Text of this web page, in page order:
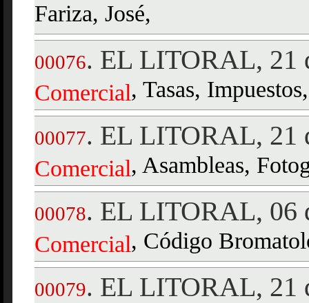
Fariza, José,
00076. EL LITORAL, 21
Comercial, Tasas, Impuestos,
00077. EL LITORAL, 21
Comercial, Asambleas,
00078. EL LITORAL, 06
Comercial, Código
00079. EL LITORAL, 21